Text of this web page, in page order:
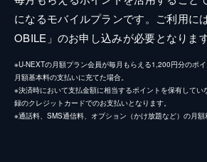
になるモバイルプランです。ご利用に
OBILE」のお申し込みが必要となります
※U-NEXTの月額プラン会員が毎月もらえる1,200円分のポ
月額基本料の支払いに充てた場合。
※決済時において支払金額に相当するポイントを保有して
録のクレジットカードでのお支払いとなります。
※通話料、SMS通信料、オプション（かけ放題など）の月額